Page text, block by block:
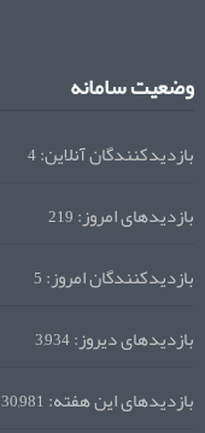
وضعیت سامانه
بازدیدکنندگان آنلاین:4
بازدیدهای امروز:219
بازدیدکنندگان امروز:5
بازدیدهای دیروز:3,934
بازدیدهای این هفته:30,981